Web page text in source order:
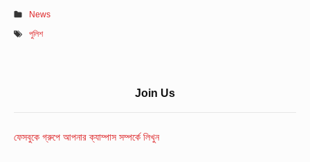
News
পুলিশ
Area
Join Us
ফেসবুকে গ্রুপে আপনার ক্যাম্পাস সম্পর্কে লিখুন